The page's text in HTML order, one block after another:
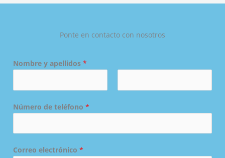
Ponte en contacto con nosotros
Nombre y apellidos *
o
e
Número de teléfono *
Correo electrónico *